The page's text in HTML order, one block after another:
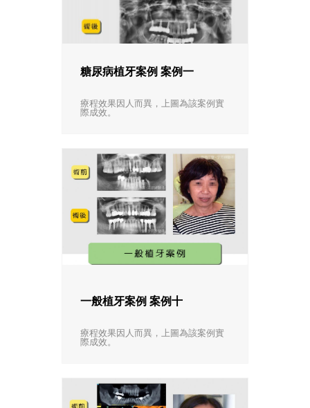
糖尿病植牙案例 案例一
療程效果因人而異，上圖為該案例實
際成效。
一般植牙案例 案例十
療程效果因人而異，上圖為該案例實
際成效。